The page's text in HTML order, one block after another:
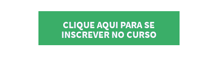
CLIQUE AQUI PARA SE
INSCREVER NO CURSO